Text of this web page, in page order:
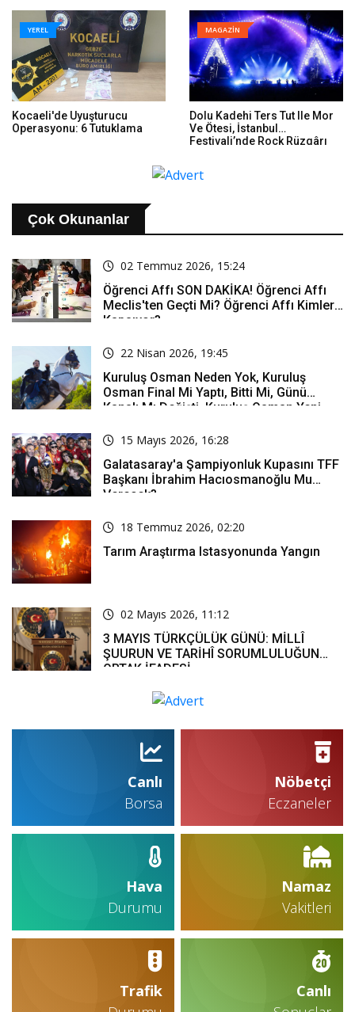
YEREL
Kocaeli'de Uyuşturucu
Operasyonu: 6 Tutuklama
MAGAZİN
Dolu Kadehi Ters Tut Ile Mor
Ve Ötesi, İstanbul
Festivali’nde Rock Rüzgârı
Çok Okunanlar
02 Temmuz 2026, 15:24
Öğrenci Affı SON DAKİKA! Öğrenci Affı
Meclis'ten Geçti Mi? Öğrenci Affı Kimleri
Kapsıyor?
22 Nisan 2026, 19:45
Kuruluş Osman Neden Yok, Kuruluş
Osman Final Mi Yaptı, Bitti Mi, Günü
Kanalı Mı Değişti, Kuruluş Osman Yeni
15 Mayıs 2026, 16:28
Galatasaray'a Şampiyonluk Kupasını TFF
Başkanı İbrahim Hacıosmanoğlu Mu
Verecek?
18 Temmuz 2026, 02:20
Tarım Araştırma Istasyonunda Yangın
02 Mayıs 2026, 11:12
3 MAYIS TÜRKÇÜLÜK GÜNÜ: MİLLÎ
ŞUURUN VE TARİHÎ SORUMLULUĞUN
ORTAK İFADESİ
Canlı
Borsa
Nöbetçi
Eczaneler
Hava
Durumu
Namaz
Vakitleri
Trafik
Canlı